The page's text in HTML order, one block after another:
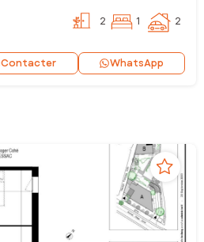
2 1 2
Contacter WhatsApp